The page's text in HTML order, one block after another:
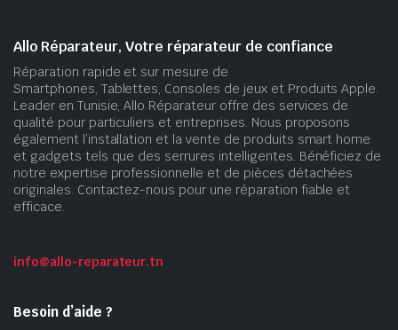
Allo Réparateur, Votre réparateur de confiance
Réparation rapide et sur mesure de
Smartphones, Tablettes, Consoles de jeux et Produits Apple.
Leader en Tunisie, Allo Réparateur offre des services de
qualité pour particuliers et entreprises. Nous proposons
également l’installation et la vente de produits smart home
et gadgets tels que des serrures intelligentes. Bénéficiez de
notre expertise professionnelle et de pièces détachées
originales. Contactez-nous pour une réparation fiable et
efficace.
info@allo-reparateur.tn
Besoin d’aide ?